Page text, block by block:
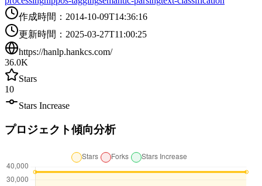
作成時間 ： 2014-10-09T14:36:16
更新時間 ： 2025-03-27T11:00:25
https://hanlp.hankcs.com/
36.0K
Stars
10
Stars Increase
プロジェクト傾向分析